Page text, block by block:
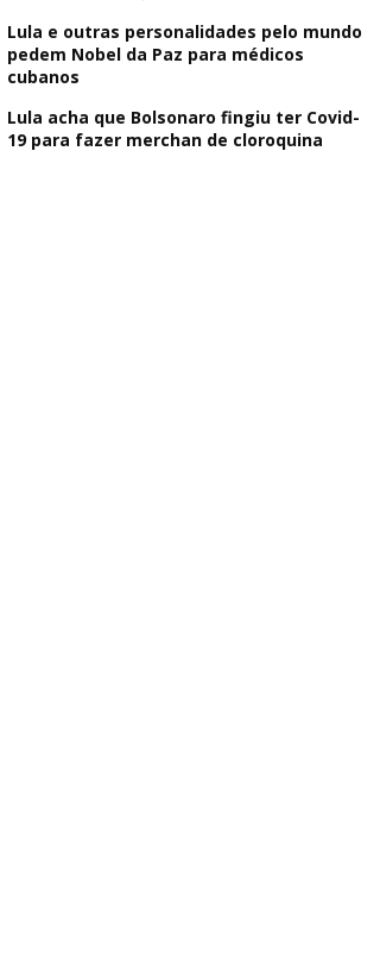
Lula e outras personalidades pelo mundo
pedem Nobel da Paz para médicos
cubanos
Lula acha que Bolsonaro fingiu ter Covid-
19 para fazer merchan de cloroquina